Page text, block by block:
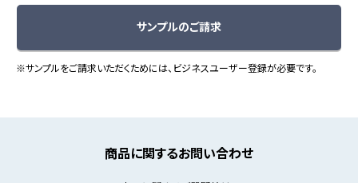
サンプルのご請求
※サンプルをご請求いただくためには、ビジネスユーザー登録が必要です。
商品に関するお問い合わせ